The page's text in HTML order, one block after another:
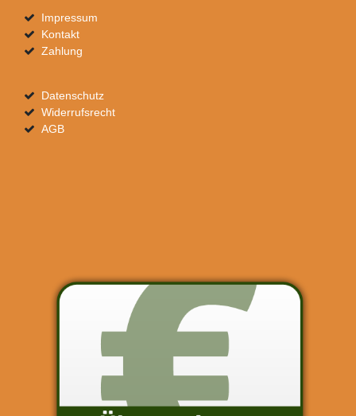
Impressum
Kontakt
Zahlung
Datenschutz
Widerrufsrecht
AGB